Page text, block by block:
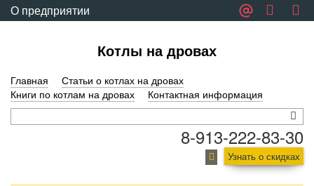
О предприятии
Котлы на дровах
Главная
Статьи о котлах на дровах
Книги по котлам на дровах
Контактная информация
8-913-222-83-30
Узнать о скидках